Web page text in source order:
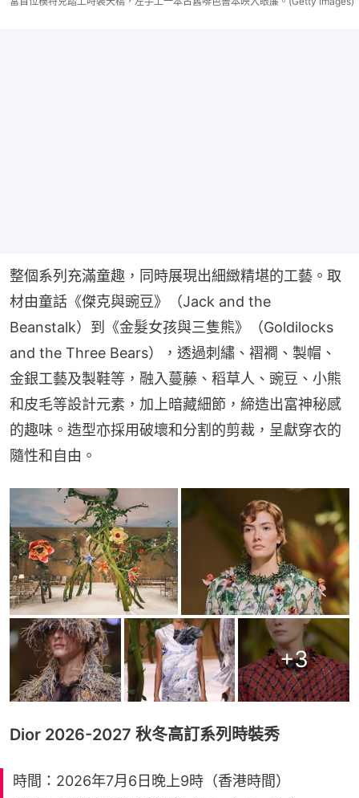
整個系列充滿童趣，同時展現出細緻精堪的工藝。取
材由童話《傑克與豌豆》（Jack and the
Beanstalk）到《金髮女孩與三隻熊》（Goldilocks
and the Three Bears），透過刺繡、褶襇、製帽、
金銀工藝及製鞋等，融入蔓藤、稻草人、豌豆、小熊
和皮毛等設計元素，加上暗藏細節，締造出富神秘感
的趣味。造型亦採用破壞和分割的剪裁，呈獻穿衣的
隨性和自由。
+3
Dior 2026-2027 秋冬高訂系列時裝秀
時間：2026年7月6日晚上9時（香港時間）